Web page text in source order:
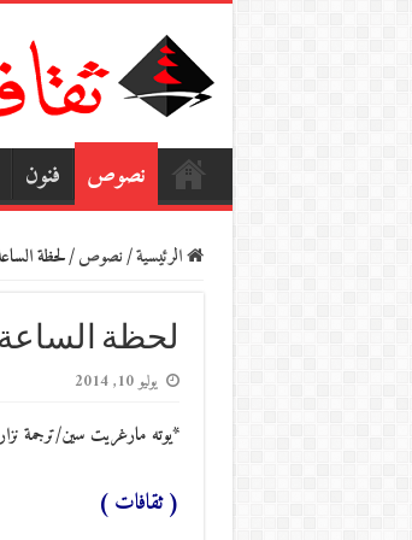
نصوص فنون
الرئيسية/نصوص/لحظة
لحظة الساعة
يوليو 10, 2014
*يوته مارغريت سين/ترجمة
( ثقافات )